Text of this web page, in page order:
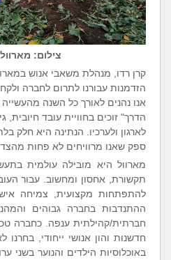
צילום:
קרן רדו, מנהלת משאבי אנוש
הזדמנות עבורנו לתרום לחברה
אנו נהנים לאורך כל השנה
הדרך" זוכים בחוויית עובד חיובית,
לארגון ולערכיו. הנתינה היא חלק
ספק שאנו מרוויחים לא פחות
מארוול היא מובילה עולמית
תקשורת, אחסון ומחשוב. עבור
להתפתחות מקצועית, צמיחה
ההתנדבות בחברה גבוהים
חברתית/קהילתית ענפה. כחברה
חדשנות והון אנושי ייחודי,
באוכלוסיות הילדים והנוער בשני